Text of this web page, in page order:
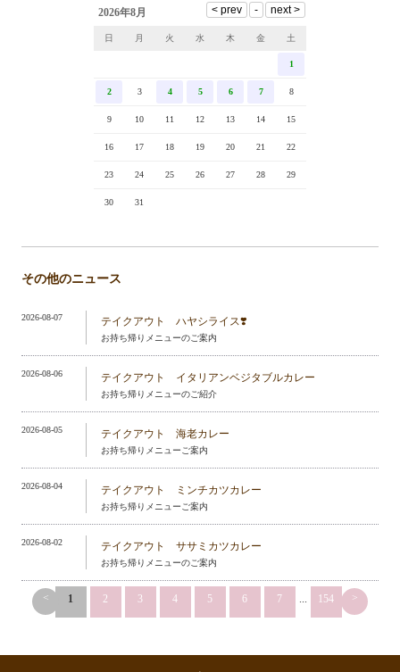
2026年8月
日 月 火 水 木 金 土
1
2 3 4 5 6 7 8
9 10 11 12 13 14 15
16 17 18 19 20 21 22
23 24 25 26 27 28 29
30 31
その他のニュース
2026-08-07 テイクアウト ハヤシライス❣️
お持ち帰りメニューのご案内
2026-08-06 テイクアウト イタリアンベジタブルカレー
お持ち帰りメニューのご紹介
2026-08-05 テイクアウト 海老カレー
お持ち帰りメニューご案内
2026-08-04 テイクアウト ミンチカツカレー
お持ち帰りメニューご案内
2026-08-02 テイクアウト ササミカツカレー
お持ち帰りメニューのご案内
< 1 2 3 4 5 6 7 ... 154 >